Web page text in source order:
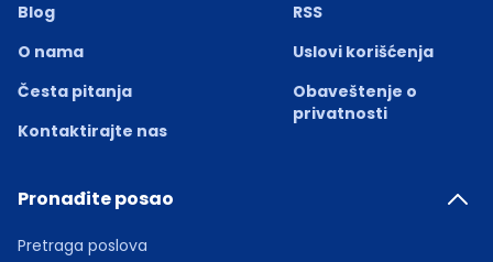
Blog
O nama
Česta pitanja
Kontaktirajte nas
RSS
Uslovi korišćenja
Obaveštenje o
privatnosti
Pronađite posao
Pretraga poslova